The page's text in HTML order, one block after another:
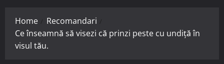
Home
Recomandari
Ce înseamnă să visezi că prinzi peste cu undiță în
visul tău.